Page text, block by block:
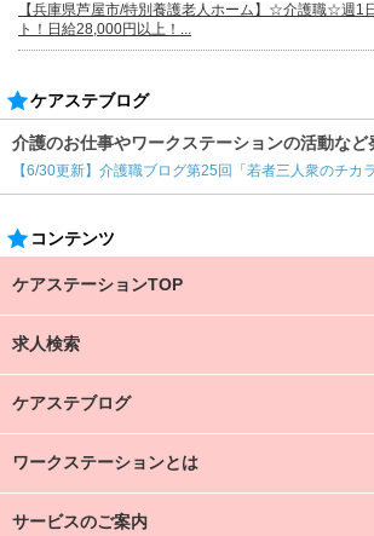
【兵庫県芦屋市/特別養護老人ホーム】☆介護職☆週1
ト！日給28,000円以上！...
ケアステブログ
介護のお仕事やワークステーションの活動など
【6/30更新】介護職ブログ第25回「若者三人衆のチカラ
コンテンツ
ケアステーションTOP
求人検索
ケアステブログ
ワークステーションとは
サービスのご案内